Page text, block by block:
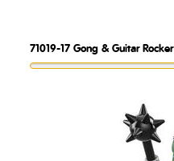
71019-17 Gong & Guitar Rocker